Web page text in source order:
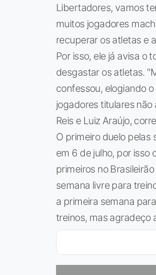
Libertadores, vamos
muitos jogadores
recuperar os atletas e
Por isso, ele já avisa o
desgastar os atletas.
confessou, elogiando
jogadores titulares
Reis e Luiz Araújo,
O primeiro duelo pelas
em 6 de julho, por isso
primeiros no
semana livre para
a primeira semana
treinos, mas agradeço